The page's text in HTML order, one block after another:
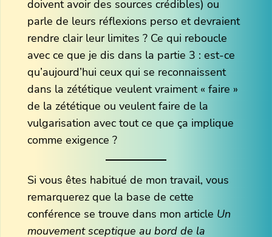
doivent avoir des sources crédibles) ou
parle de leurs réflexions perso et devraient
rendre clair leur limites ? Ce qui reboucle
avec ce que je dis dans la partie 3 : est-ce
qu’aujourd’hui ceux qui se reconnaissent
dans la zététique veulent vraiment « faire »
de la zététique ou veulent faire de la
vulgarisation avec tout ce que ça implique
comme exigence ?
Si vous êtes habitué de mon travail, vous
remarquerez que la base de cette
conférence se trouve dans mon article Un
mouvement sceptique au bord de la